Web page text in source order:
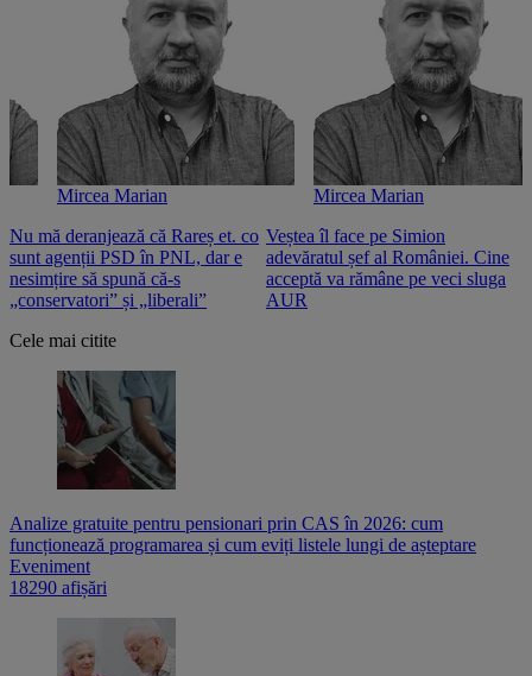
Mircea Marian
Nu mă deranjează că Rareș et. co
sunt agenții PSD în PNL, dar e
nesimțire să spună că-s
„conservatori” și „liberali”
Mircea Marian
Veștea îl face pe Simion
adevăratul șef al României. Cine
acceptă va rămâne pe veci sluga
AUR
Cele mai citite
Analize gratuite pentru pensionari prin CAS în 2026: cum
funcționează programarea și cum eviți listele lungi de așteptare
Eveniment
18290 afișări